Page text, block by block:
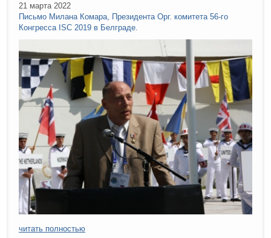
21 марта 2022
Письмо Милана Комара, Президента Орг. комитета 56-го
Конгресса ISC 2019 в Белграде.
читать полностью